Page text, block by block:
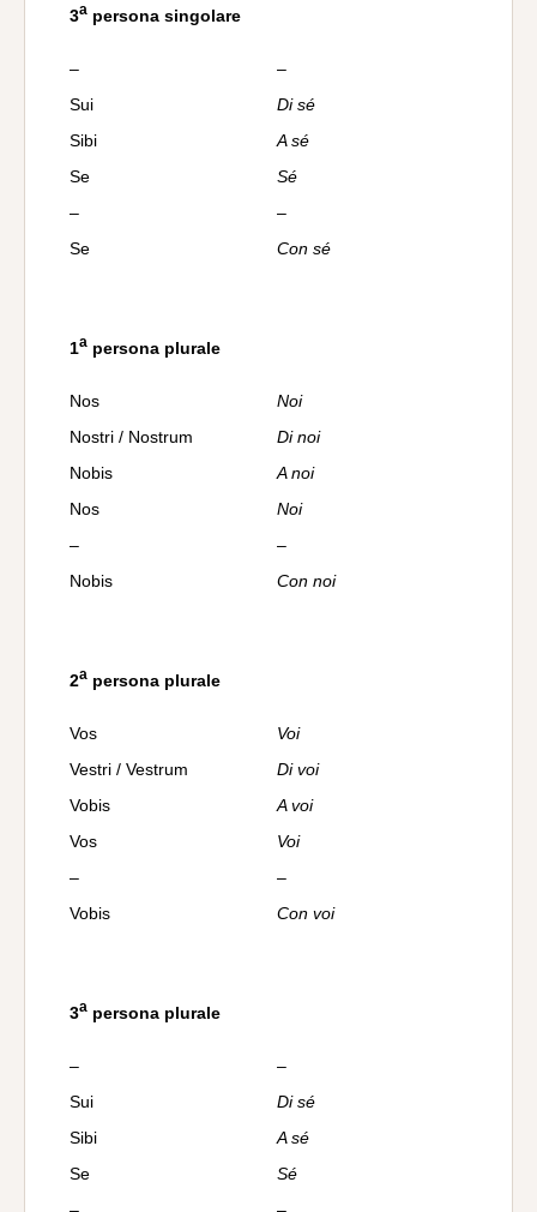
3a persona singolare
–
–
Sui
Di sé
Sibi
A sé
Se
Sé
–
–
Se
Con sé
1a persona plurale
Nos
Noi
Nostri / Nostrum
Di noi
Nobis
A noi
Nos
Noi
–
–
Nobis
Con noi
2a persona plurale
Vos
Voi
Vestri / Vestrum
Di voi
Vobis
A voi
Vos
Voi
–
–
Vobis
Con voi
3a persona plurale
–
–
Sui
Di sé
Sibi
A sé
Se
Sé